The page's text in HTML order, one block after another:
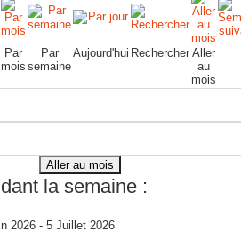
Par
mois
Par
semaine
Aujourd'hui Rechercher Aller
au
mois
Aller au mois
la semaine :
29 Juin 2026 - 5 Juillet 2026